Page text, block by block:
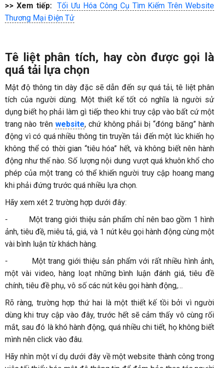
>> Xem tiếp:
Tối Ưu Hóa Công Cụ Tìm Kiếm Trên Website
Thương Mại Điện Tử
Tê liệt phân tích, hay còn được gọi là
quá tải lựa chọn
Mật độ thông tin dày đặc sẽ dẫn đến sự quá tải, tê liệt phân
tích của người dùng. Một thiết kế tốt có nghĩa là người sử
dụng biết họ phải làm gì tiếp theo khi truy cập vào bất cứ một
trang nào trên website, chứ không phải bị “đóng băng” hành
động vì có quá nhiều thông tin truyền tải đến một lúc khiến họ
không thể có thời gian “tiêu hóa” hết, và không biết nên hành
động như thế nào. Số lượng nội dung vượt quá khuôn khổ cho
phép của một trang có thể khiến người truy cập hoang mang
khi phải đứng trước quá nhiều lựa chọn.
Hãy xem xét 2 trường hợp dưới đây:
-
Một trang giới thiệu sản phẩm chỉ nên bao gồm 1 hình
ảnh, tiêu đề, miêu tả, giá, và 1 nút kêu gọi hành động cùng một
vài bình luận từ khách hàng.
-
Một trang giới thiệu sản phẩm với rất nhiều hình ảnh,
một vài video, hàng loạt những bình luận đánh giá, tiêu đề
chính, tiêu đề phụ, vô số các nút kêu gọi hành động,…
Rõ ràng, trường hợp thứ hai là một thiết kế tồi bởi vì người
dùng khi truy cập vào đây, trước hết sẽ cảm thấy vô cùng rối
mắt, sau đó là khó hành động, quá nhiều chi tiết, họ không biết
mình nên click vào đâu.
Hãy nhìn một ví dụ dưới đây về một website thành công trong